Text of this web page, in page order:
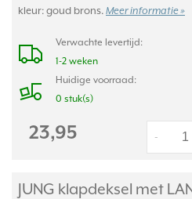
kleur: goud brons. Meer informatie »
Verwachte levertijd:
1-2 weken
Huidige voorraad:
0 stuk(s)
23,95 -
JUNG klapdeksel met